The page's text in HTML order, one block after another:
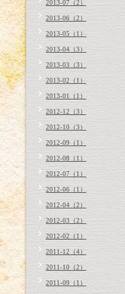
2013-07（2）
2013-06（2）
2013-05（1）
2013-04（3）
2013-03（3）
2013-02（1）
2013-01（1）
2012-12（3）
2012-10（3）
2012-09（1）
2012-08（1）
2012-07（1）
2012-06（1）
2012-04（2）
2012-03（2）
2012-02（1）
2011-12（4）
2011-10（2）
2011-09（1）